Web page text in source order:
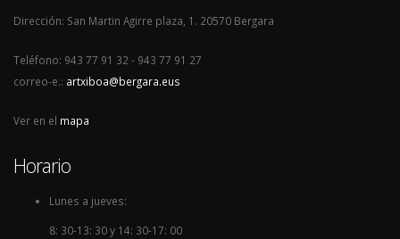
Dirección: San Martin Agirre plaza, 1. 20570 Bergara
Teléfono: 943 77 91 32 - 943 77 91 27
correo-e.: artxiboa@bergara.eus
Ver en el mapa
Horario
Lunes a jueves:
8: 30-13: 30 y 14: 30-17: 00